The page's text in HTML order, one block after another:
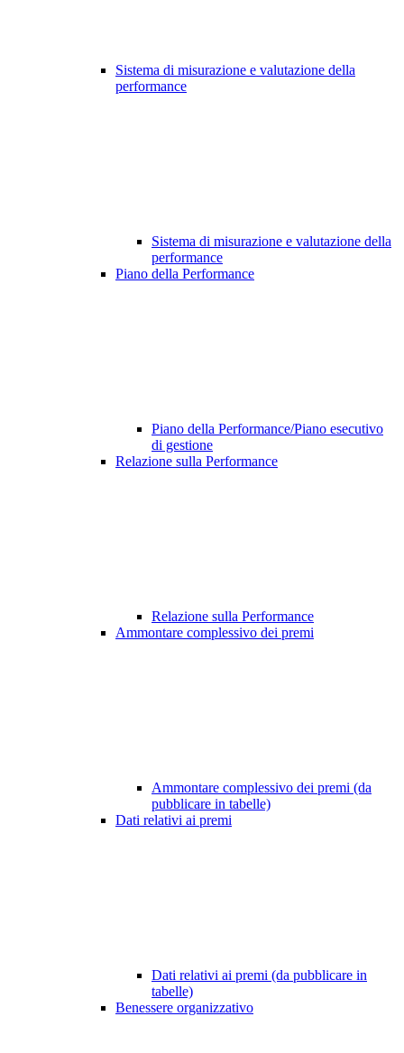
Sistema di misurazione e valutazione della
performance
Sistema di misurazione e valutazione della
performance
Piano della Performance
Piano della Performance/Piano esecutivo
di gestione
Relazione sulla Performance
Relazione sulla Performance
Ammontare complessivo dei premi
Ammontare complessivo dei premi (da
pubblicare in tabelle)
Dati relativi ai premi
Dati relativi ai premi (da pubblicare in
tabelle)
Benessere organizzativo